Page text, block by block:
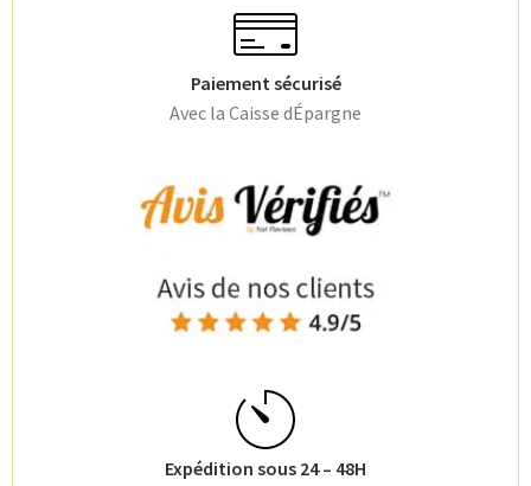
Paiement sécurisé
Avec la Caisse dÉpargne
Expédition sous 24 – 48H